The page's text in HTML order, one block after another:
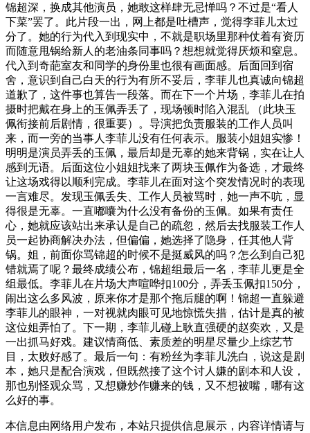
锦超深，换成其他演员，她敢这样肆无忌惮吗？不过是“看人
下菜”罢了。此片段一出，网上都是吐槽声，觉得李菲儿太过
分了。她的行为代入到现实中，不就是职场里那种仗着有资历
而随意甩锅给新人的老油条同事吗？想想就觉得厌烦和窒息。
代入到奇葩室友和同学的身份里也很有画面感。后面回到宿
舍，意识到自己白天的行为有所不妥后，李菲儿也真诚向锦超
道歉了，这件事也算告一段落。而在下一个片场，李菲儿在拍
摄时把戴在身上的玉佩弄丢了，现场顿时陷入混乱 （此块玉
佩衔接前后剧情，很重要）。导演把负责服装的工作人员叫
来，而一旁的当事人李菲儿没有任何表示。服装小姐姐实惨！
明明是演员弄丢的玉佩，最后却是无辜的她来背锅，实在让人
感到无语。后面这位小姐姐找来了两块玉佩作为备选，才最终
让这场戏得以顺利完成。李菲儿在面对这个突发情况时的表现
一言难尽。发现玉佩丢失、工作人员被骂时，她一声不吭，显
得很是无辜。一直嘟囔为什么没有备份的玉佩。如果有责任
心，她就应该站出来承认是自己的疏忽，然后去找服装工作人
员一起协商解决办法，但偏偏，她选择了隐身，任其他人背
锅。姐，前面你骂锦超的时候不是挺威风的吗？怎么到自己犯
错就焉了呢？最终成绩公布，锦超组最后一名，李菲儿更是全
组最低。李菲儿在片场大声喧哗扣100分，弄丢玉佩扣150分，
闹出这么多风波，原来你才是那个拖后腿的啊！锦超一直躲避
李菲儿的眼神，一对视就肉眼可见地惊慌失措，估计是真的被
这位姐弄怕了。下一期，李菲儿碰上耿直强硬的赵奕欢，又是
一出抓马好戏。建议情商低、素质差的明星尽量少上综艺节
目，太败好感了。最后一句：有粉丝为李菲儿洗白，说这是剧
本，她只是配合演戏，但既然接了这个讨人嫌的剧本和人设，
那也别怪观众骂，又想赚炒作赚来的钱，又不想被嘴，哪有这
么好的事。
本信息由网络用户发布， 本站只提供信息展示，内容详情请与